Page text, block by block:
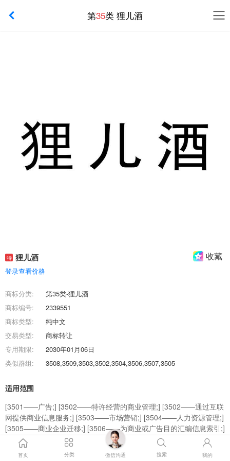
第35类 狸儿酒
特 狸儿酒 收藏
登录查看价格
商标分类:
第35类-狸儿酒
商标编号:
2339551
商标类型:
纯中文
交易类型:
商标转让
专用期限:
2030年01月06日
类似群组:
3508,3509,3503,3502,3504,3506,3507,3505
适用范围
[3501——广告;] [3502——特许经营的商业管理;] [3502——通过互联
网提供商业信息服务;] [3503——市场营销;] [3504——人力资源管理;]
[3505——商业企业迁移;] [3506——为商业或广告目的汇编信息索引;]
[3507——会计;] [3509——药品零售或批发服务;] [-——;] [-——商业
企业迁移;] [3508——寻找赞助;]
首页 分类 微信沟通 搜索 我的